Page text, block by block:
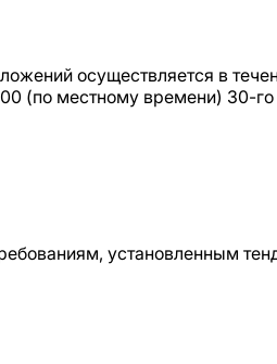
осуществляется в
(по местному времени) 30-
установленным